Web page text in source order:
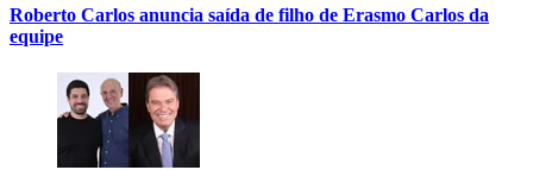
Roberto Carlos anuncia saída de filho de Erasmo Carlos da
equipe